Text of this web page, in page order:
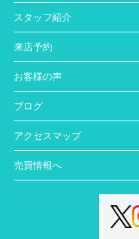
スタッフ紹介
来店予約
お客様の声
ブログ
アクセスマップ
売買情報へ